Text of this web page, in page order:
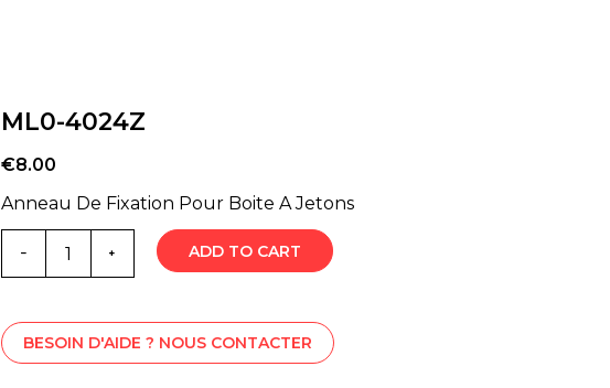
ML0-4024Z
€8.00
Anneau De Fixation Pour Boite A Jetons
ML0-
4024Z
ADD TO CART
BESOIN D'AIDE ? NOUS CONTACTER